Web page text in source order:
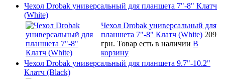
Чехол Drobak универсальный для планшета 7"-8" Клатч
(White)
Чехол Drobak универсальный для
планшета 7"-8" Клатч (White) 209
грн. Товар есть в наличии В
корзину
Чехол Drobak универсальный для планшета 9.7"-10.2"
Клатч (Black)